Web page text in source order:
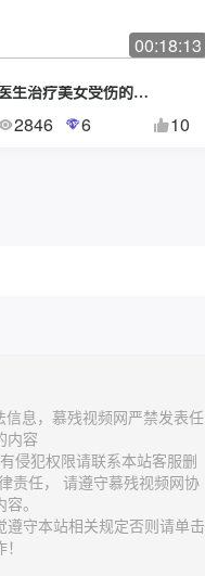
00:18:13
医生治疗美女受伤的脚踝（高端原创定拍）
2846 6 10
内容
侵犯权限请联系本站客服删
责任， 请遵守慕残视频网协
。
守本站相关规定否则请单击